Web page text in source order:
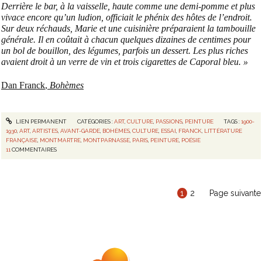
Derrière le bar, à la vaisselle, haute comme une demi-pomme et plus
vivace encore qu’un ludion, officiait le phénix des hôtes de l’endroit.
Sur deux réchauds, Marie et une cuisinière préparaient la tambouille
générale. Il en coûtait à chacun quelques dizaines de centimes pour
un bol de bouillon, des légumes, parfois un dessert. Les plus riches
avaient droit à un verre de vin et trois cigarettes de Caporal bleu. »
Dan Franck, Bohèmes
LIEN PERMANENT CATÉGORIES :ART, CULTURE, PASSIONS, PEINTURE TAGS :1900-
1930 ,ART,ARTISTES ,AVANT-GARDE BOHÈMES ,CULTURE ESSAI FRANCK LITTÉRATURE
FRANÇAISE MONTMARTRE MONTPARNASSE PARIS PEINTURE POÉSIE
11 COMMENTAIRES
1 2 Page suivante